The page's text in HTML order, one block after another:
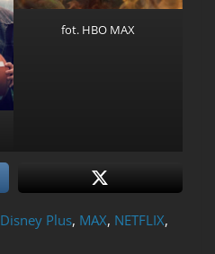
fot. HBO MAX
Disney Plus, MAX, NETFLIX,